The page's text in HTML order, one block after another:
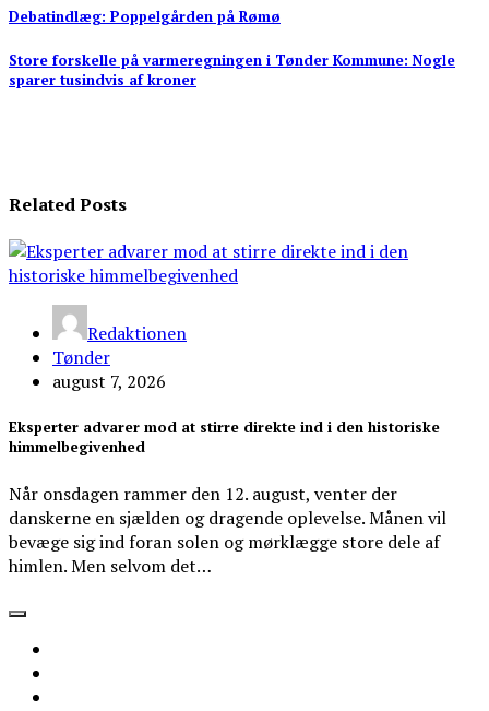
Indlægsnavigation
Debatindlæg: Poppelgården på Rømø
Store forskelle på varmeregningen i Tønder Kommune: Nogle
sparer tusindvis af kroner
Related Posts
Redaktionen
Tønder
august 7, 2026
Eksperter advarer mod at stirre direkte ind i den historiske
himmelbegivenhed
Når onsdagen rammer den 12. august, venter der
danskerne en sjælden og dragende oplevelse. Månen vil
bevæge sig ind foran solen og mørklægge store dele af
himlen. Men selvom det…